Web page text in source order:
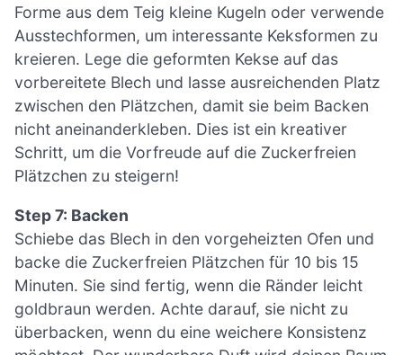
Forme aus dem Teig kleine Kugeln oder verwende
Ausstechformen, um interessante Keksformen zu
kreieren. Lege die geformten Kekse auf das
vorbereitete Blech und lasse ausreichenden Platz
zwischen den Plätzchen, damit sie beim Backen
nicht aneinanderkleben. Dies ist ein kreativer
Schritt, um die Vorfreude auf die Zuckerfreien
Plätzchen zu steigern!
Step 7: Backen
Schiebe das Blech in den vorgeheizten Ofen und
backe die Zuckerfreien Plätzchen für 10 bis 15
Minuten. Sie sind fertig, wenn die Ränder leicht
goldbraun werden. Achte darauf, sie nicht zu
überbacken, wenn du eine weichere Konsistenz